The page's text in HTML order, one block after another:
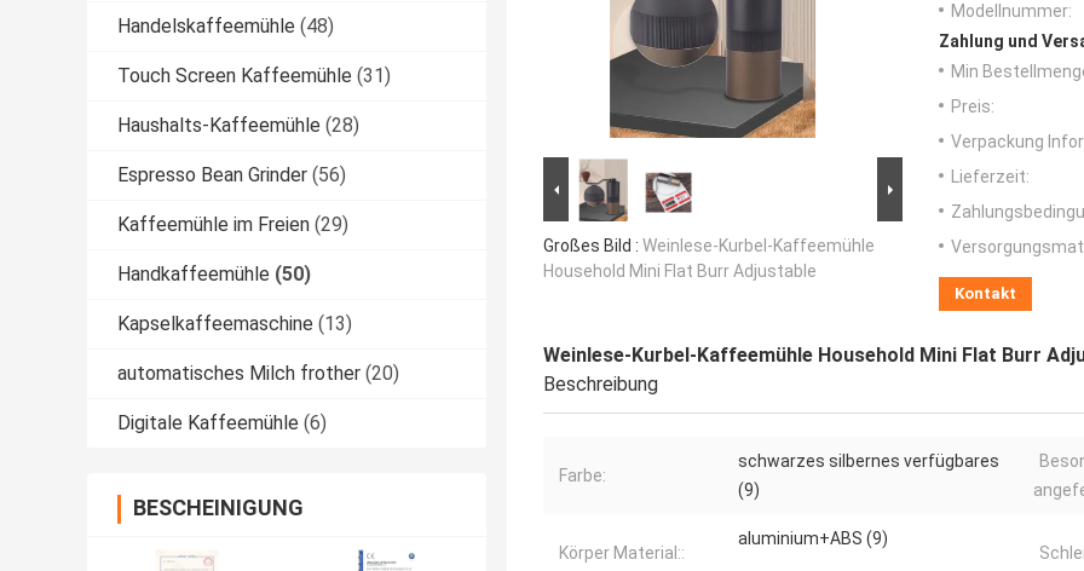
Handelskaffeemühle (48)
Touch Screen Kaffeemühle (31)
Haushalts-Kaffeemühle (28)
Espresso Bean Grinder (56)
Kaffeemühle im Freien (29)
Handkaffeemühle (50)
Kapselkaffeemaschine (13)
automatisches Milch frother (20)
Digitale Kaffeemühle (6)
BESCHEINIGUNG
Großes Bild : Weinlese-Kurbel-Kaffeemühle
Household Mini Flat Burr Adjustable
Modellnummer:
Zahlung und
Min
Preis:
Verpackung
Lieferzeit:
Kontakt
Weinlese-Kurbel-Kaffeemühle Household Mini Flat Burr
Beschreibung
Farbe:
schwarzes silbernes verfügbares
(9)
Körper Material::
aluminium+ABS (9)